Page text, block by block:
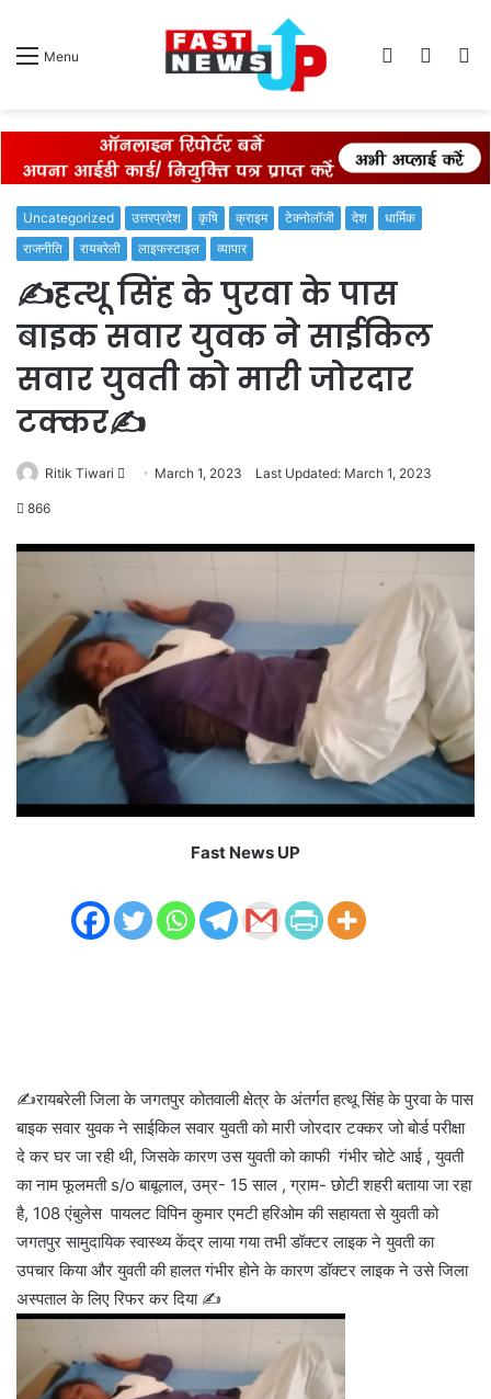
Menu
Switch
Log
Uncategorized उत्तरप्रदेश कृषि क्राइम टेक्नोलॉजी देश
धार्मिक
राजनीति
रायबरेली लाइफस्टाइल व्यापार
✍️हत्थू सिंह के पुरवा के पास
बाइक सवार युवक ने साईकिल
सवार युवती को मारी जोरदार
टक्कर✍️
Ritik Tiwari
Send March 1, 2023 Last Updated: March 1, 2023
866
Fast News UP
✍️रायबरेली जिला के जगतपुर कोतवाली क्षेत्र के अंतर्गत हत्थू सिंह के पुरवा के पास
बाइक सवार युवक ने साईकिल सवार युवती को मारी जोरदार टक्कर जो बोर्ड परीक्षा
दे कर घर जा रही थी, जिसके कारण उस युवती को काफी गंभीर चोटे आई , युवती
का नाम फूलमती s/o बाबूलाल, उम्र- 15 साल , ग्राम- छोटी शहरी बताया जा रहा
है, 108 एंबुलेस पायलट विपिन कुमार एमटी हरिओम की सहायता से युवती को
जगतपुर सामुदायिक स्वास्थ्य केंद्र लाया गया तभी डॉक्टर लाइक ने युवती का
उपचार किया और युवती की हालत गंभीर होने के कारण डॉक्टर लाइक ने उसे जिला
अस्पताल के लिए रिफर कर दिया ✍️